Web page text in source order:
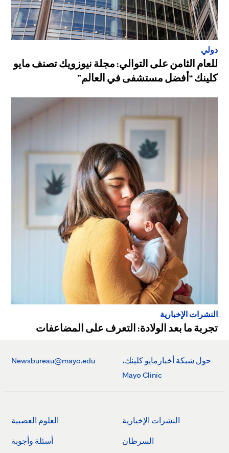
دولي
للعام الثامن على التوالي: مجلة نيوزويك تصنف مايو
كلينك “أفضل مستشفى في العالم”
النشرات الإخبارية
تجربة ما بعد الولادة: التعرف على المضاعفات
حول شبكة أخبارمايو كلينك،
Mayo Clinic
Newsbureau@mayo.edu
النشرات الإخبارية
السرطان
العلوم العصبية
أسئلة وأجوبة